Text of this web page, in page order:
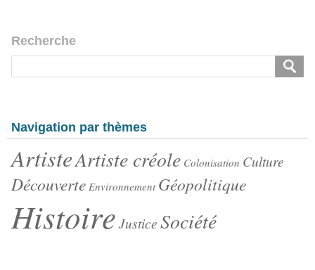
Recherche
Navigation par thèmes
ArtisteArtiste créole Colonisation Culture
Découverte Environnement Géopolitique
HistoireJusticeSociété